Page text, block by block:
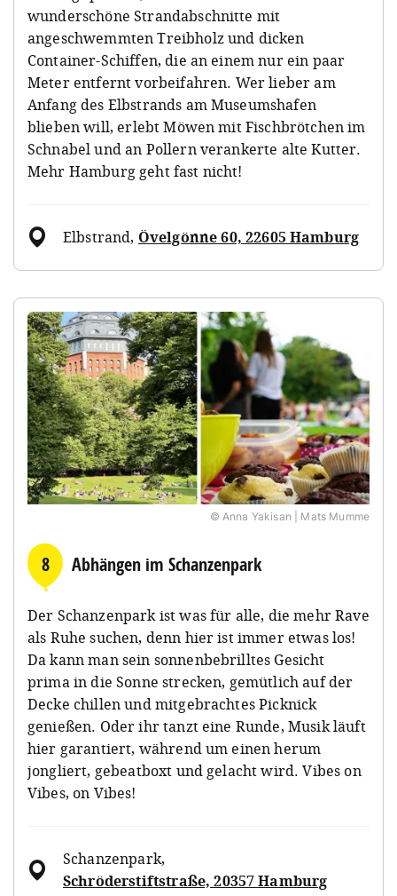
wunderschöne Strandabschnitte mit
angeschwemmten Treibholz und dicken
Container-Schiffen, die an einem nur ein paar
Meter entfernt vorbeifahren. Wer lieber am
Anfang des Elbstrands am Museumshafen
blieben will, erlebt Möwen mit Fischbrötchen im
Schnabel und an Pollern verankerte alte Kutter.
Mehr Hamburg geht fast nicht!
Elbstrand, Övelgönne 60, 22605 Hamburg
© Anna Yakisan | Mats Mumme
8 Abhängen im Schanzenpark
Der Schanzenpark ist was für alle, die mehr Rave
als Ruhe suchen, denn hier ist immer etwas los!
Da kann man sein sonnenbebrilltes Gesicht
prima in die Sonne strecken, gemütlich auf der
Decke chillen und mitgebrachtes Picknick
genießen. Oder ihr tanzt eine Runde, Musik läuft
hier garantiert, während um einen herum
jongliert, gebeatboxt und gelacht wird. Vibes on
Vibes, on Vibes!
Schanzenpark,
Schröderstiftstraße, 20357 Hamburg